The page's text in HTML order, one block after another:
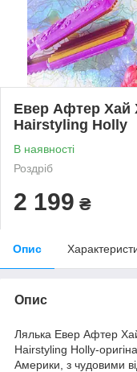
Евер Афтер Хай
Hairstyling Holly
В наявності
Роздріб
2 199 ₴
Опис
Опис
Лялька Евер Афтер
Hairstyling Holly-
Америки, з чудовими